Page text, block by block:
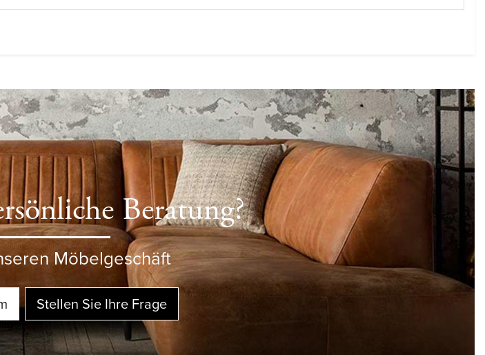
Beratung?
Möbelgeschäft
Stellen Sie Ihre Frage